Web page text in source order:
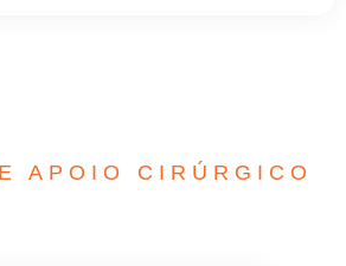
APOIO CIRÚRGICO